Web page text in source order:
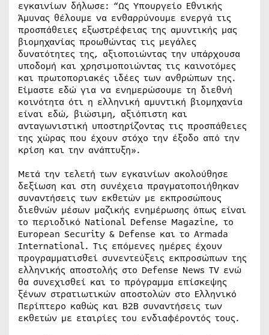
εγκαινίων δήλωσε: “Ως Υπουργείο Εθνικής
Άμυνας θέλουμε να ενθαρρύνουμε ενεργά τις
προσπάθειες εξωστρέφειας της αμυντικής μας
βιομηχανίας προωθώντας τις μεγάλες
δυνατότητες της, αξιοποιώντας την υπάρχουσα
υποδομή και χρησιμοποιώντας τις καινοτόμες
και πρωτοποριακές ιδέες των ανθρώπων της.
Είμαστε εδώ για να ενημερώσουμε τη διεθνή
κοινότητα ότι η ελληνική αμυντική βιομηχανία
είναι εδώ, βιώσιμη, αξιόπιστη και
ανταγωνιστική υποστηρίζοντας τις προσπάθειες
της χώρας που έχουν στόχο την έξοδο από την
κρίση και την ανάπτυξη».
Μετά την τελετή των εγκαινίων ακολούθησε
δεξίωση και στη συνέχεια πραγματοποιήθηκαν
συναντήσεις των εκθετών με εκπροσώπους
διεθνών μέσων μαζικής ενημέρωσης όπως είναι
το περιοδικό National Defense Magazine, το
European Security & Defense και το Armada
International. Τις επόμενες ημέρες έχουν
προγραμματισθεί συνεντεύξεις εκπροσώπων της
ελληνικής αποστολής στο Defense News TV ενώ
θα συνεχισθεί και το πρόγραμμα επίσκεψης
ξένων στρατιωτικών αποστολών στο Ελληνικό
Περίπτερο καθώς και B2B συναντήσεις των
εκθετών με εταιρίες του ενδιαφέροντός τους.